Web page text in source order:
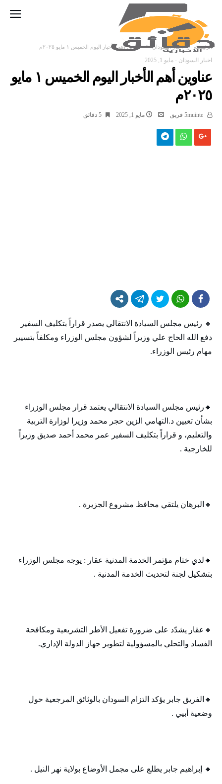
‫الرئيسية‬ اخبار السودان عناوين أهم الأخبار اليوم الخميس ١ مايو ٢٠٢٥م
اخبار السودان - مايو 1, 2025
عناوين أهم الأخبار اليوم الخميس ١ مايو
٢٠٢٥م
مايو 1, 2025 5 ‫دقائق‬
🔸‬‏ رئيس مجلس السيادة الانتقالي يصدر قراراً بتكليف السفير
دفع الله الحاج علي وزيراً لشؤون مجلس الوزراء ومكلفاً بتسيير
مهام رئيس الوزراء.
🔸‬‏رئيس مجلس السيادة الانتقالي يعتمد قرار مجلس الوزراء
بشأن تعيين د.التهامي الزين حجر محمد وزيرا لوزارة التربية
والتعليم، و قراراً بتكليف السفير عمر محمد أحمد صديق وزيراً
للخارجية .
🔸‬‏البرهان يلتقي محافظ مشروع الجزيرة .
🔸‬‏لدي ختام مؤتمر الخدمة المدنية عقار : يوجه مجلس الوزراء
بتشكيل لجنة لتحديث الخدمة المدنية .
🔸‬‏عقار يشدّد على ضرورة تفعيل الأطر التشريعية ومكافحة
الفساد والتحلي بالمسؤولية لتطوير جهاز الدولة الإداري.
🔸‬‏الفريق جابر يؤكد التزام السودان بالوثائق المرجعية حول
وضعية أبيي .
🔸‬‏ إبراهيم جابر يطلع على مجمل الأوضاع بولاية نهر النيل .